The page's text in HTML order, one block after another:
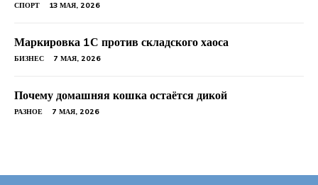
СПОРТ 13 МАЯ, 2026
Маркировка 1С против складского хаоса
БИЗНЕС 7 МАЯ, 2026
Почему домашняя кошка остаётся дикой
РАЗНОЕ 7 МАЯ, 2026